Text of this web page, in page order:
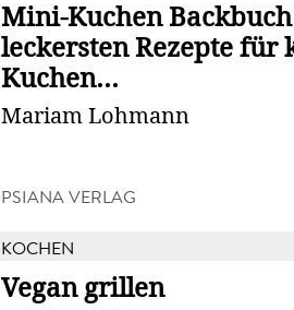
Mini-Kuchen
leckersten Rezepte für
Kuchen...
Mariam Lohmann
PSIANA VERLAG
KOCHEN
Vegan grillen